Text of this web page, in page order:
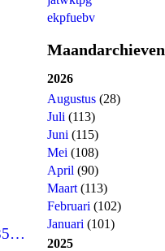
ekpfuebv
Maandarchieven
2026
Augustus (28)
Juli (113)
Juni (115)
Mei (108)
April (90)
Maart (113)
Februari (102)
Januari (101)
2025